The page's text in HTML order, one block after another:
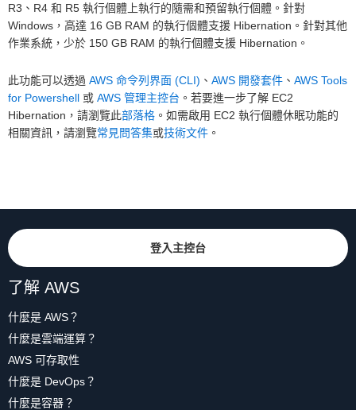
R3、R4 和 R5 執行個體上執行的隨需和預留執行個體。針對
Windows，高達 16 GB RAM 的執行個體支援 Hibernation。針對其他
作業系統，少於 150 GB RAM 的執行個體支援 Hibernation。
此功能可以透過 AWS 命令列界面 (CLI) 、 AWS 開發套件 、 AWS Tools
for Powershell 或 AWS 管理主控台 。若要進一步了解 EC2
Hibernation，請瀏覽此部落格 。如需啟用 EC2 執行個體休眠功能的
相關資訊，請瀏覽常見問答集或技術文件 。
登入主控台
了解 AWS
什麼是 AWS？
什麼是雲端運算？
AWS 可存取性
什麼是 DevOps？
什麼是容器？